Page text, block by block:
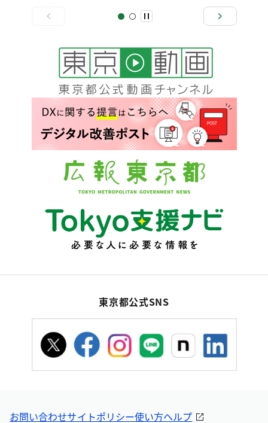
東京都公式SNS
お問い合わせサイトポリシー使い方ヘルプ